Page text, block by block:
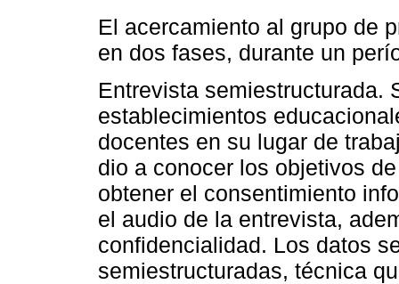
El acercamiento al grupo de
en dos fases, durante un
Entrevista semiestructurada.
establecimientos
docentes en su lugar de
dio a conocer los objetivos
obtener el consentimiento
el audio de la entrevista,
confidencialidad. Los datos
semiestructuradas, técnica